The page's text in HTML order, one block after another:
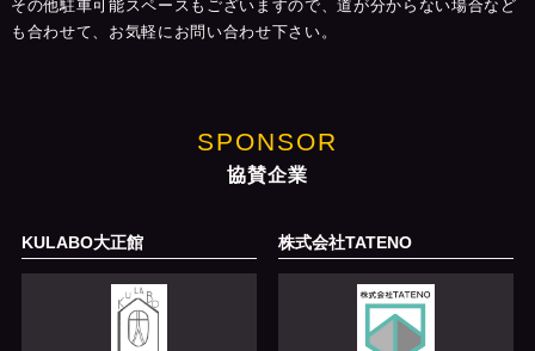
その他駐車可能スペースもございますので、道が分からない場合など
も合わせて、お気軽にお問い合わせ下さい。
SPONSOR
協賛企業
KULABO大正館 株式会社TATENO